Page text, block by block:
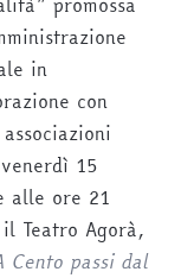
in
con
15
alle ore 21
Teatro Agorà,
Cento passi dal